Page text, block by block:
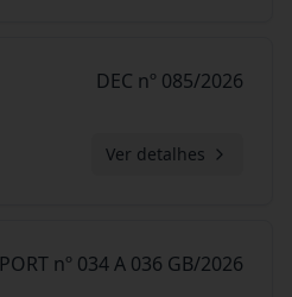
DEC nº 085/2026
Ver detalhes
PORT nº 034 A 036 GB/2026